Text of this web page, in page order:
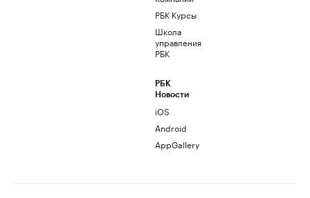
РБК Курсы
Школа
управления
РБК
РБК
Новости
iOS
Android
AppGallery